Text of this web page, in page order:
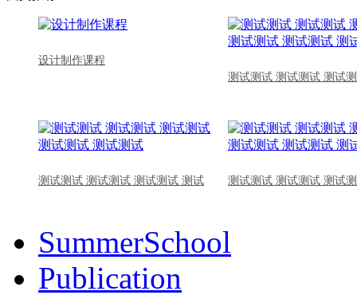
设计制作课程
测试测试 测试测试 测试
测试测试 测试测试 测试测试 测试 测试测试 测试测试 测试
SummerSchool
Publication